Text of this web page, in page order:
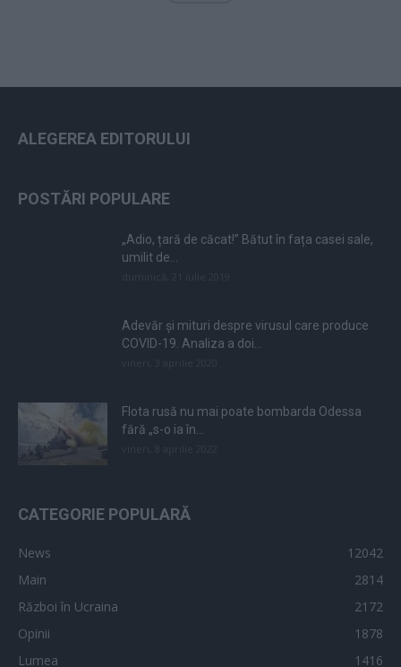
ALEGEREA EDITORULUI
POSTĂRI POPULARE
„Adio, țară de căcat!” Bătut în fața casei sale,
umilit de...
Adevăr și mituri despre virusul care produce
COVID-19. Analiza a doi...
Flota rusă nu mai poate bombarda Odessa
fără „s-o ia în...
CATEGORIE POPULARĂ
News
12042
Main
2814
Război în Ucraina
2172
Opinii
1878
Lumea
1416